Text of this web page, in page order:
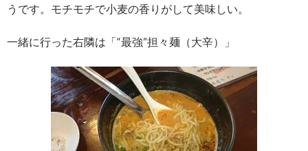
うです。モチモチで小麦の香りがして美味しい。
一緒に行った右隣は「“最強”担々麺（大辛）」